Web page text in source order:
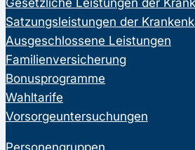
Satzungsleistungen der
Ausgeschlossene Leistungen
Familienversicherung
Bonusprogramme
Wahltarife
Vorsorgeuntersuchungen
Personengruppen